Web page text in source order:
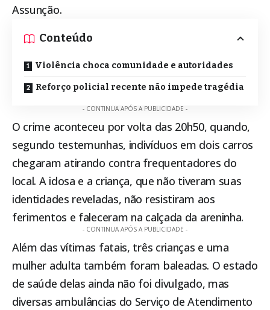
Assunção.
Conteúdo
Violência choca comunidade e autoridades
Reforço policial recente não impede tragédia
- CONTINUA APÓS A PUBLICIDADE -
O crime aconteceu por volta das 20h50, quando,
segundo testemunhas, indivíduos em dois carros
chegaram atirando contra frequentadores do
local. A idosa e a criança, que não tiveram suas
identidades reveladas, não resistiram aos
ferimentos e faleceram na calçada da areninha.
- CONTINUA APÓS A PUBLICIDADE -
Além das vítimas fatais, três crianças e uma
mulher adulta também foram baleadas. O estado
de saúde delas ainda não foi divulgado, mas
diversas ambulâncias do Serviço de Atendimento